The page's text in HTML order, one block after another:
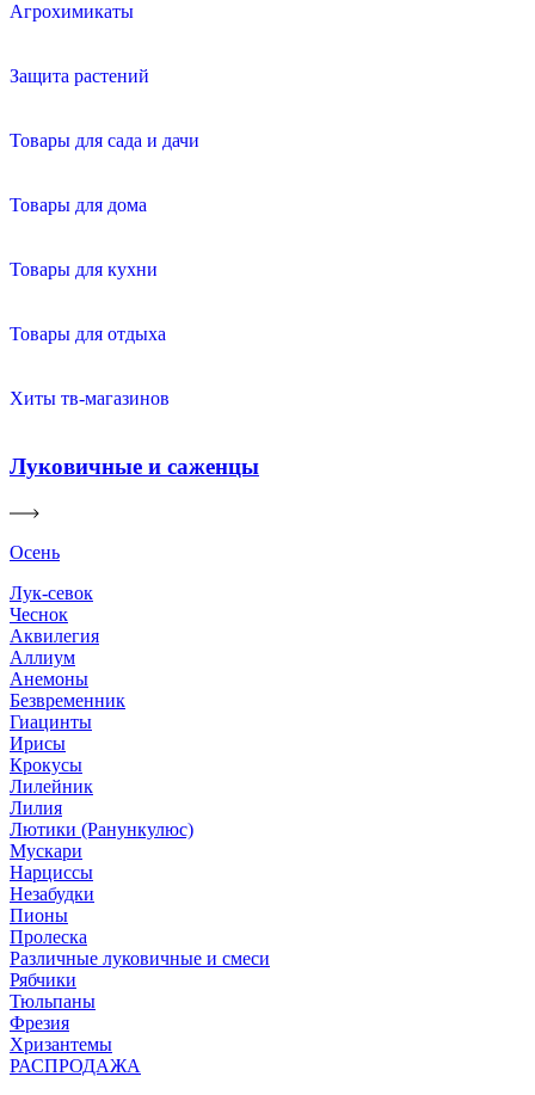
Агрохимикаты
Защита растений
Товары для сада и дачи
Товары для дома
Товары для кухни
Товары для отдыха
Хиты тв-магазинов
Луковичные и саженцы
Осень
Лук-севок
Чеснок
Аквилегия
Аллиум
Анемоны
Безвременник
Гиацинты
Ирисы
Крокусы
Лилейник
Лилия
Лютики (Ранункулюс)
Мускари
Нарцисcы
Незабудки
Пионы
Пролеска
Различные луковичные и смеси
Рябчики
Тюльпаны
Фрезия
Хризантемы
РАСПРОДАЖА